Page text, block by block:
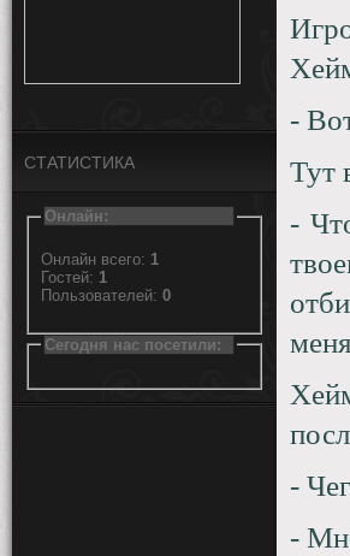
СТАТИСТИКА
Онлайн:
Онлайн всего: 1
Гостей: 1
Пользователей: 0
Сегодня нас посетили:
-
Тут
-
-
-